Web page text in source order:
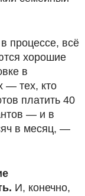
процессе, всё
хорошие
в
— тех, кто
платить 40
— и в
в месяц, —
И, конечно,